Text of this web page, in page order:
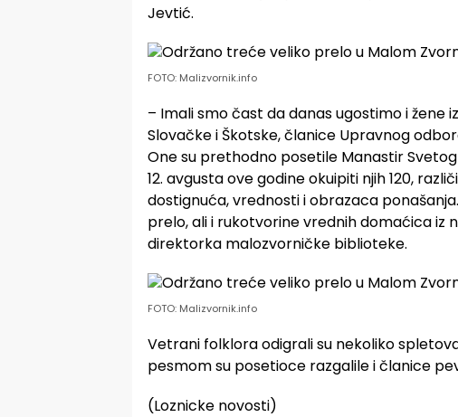
Jevtić.
FOTO: Malizvornik.info
– Imali smo čast da danas ugostimo i žene
Slovačke i Škotske, članice Upravnog
One su prethodno posetile Manastir
12. avgusta ove godine okuipiti njih 120,
dostignuća, vrednosti i obrazaca
prelo, ali i rukotvorine vrednih domaćica iz
direktorka malozvorničke biblioteke.
FOTO: Malizvornik.info
Vetrani folklora odigrali su nekoliko
pesmom su posetioce razgalile i članice
(Loznicke novosti)